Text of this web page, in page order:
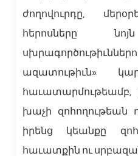
ժողովուրդը,
հերոսները
ազատութիւն»
հաւատարմութեամբ,
խաչի
իրենց կեանքը
հաւատքին ու